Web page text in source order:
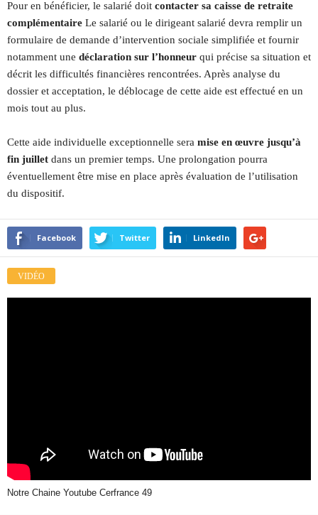
Pour en bénéficier, le salarié doit contacter sa caisse de retraite
complémentaire Le salarié ou le dirigeant salarié devra remplir un
formulaire de demande d’intervention sociale simplifiée et fournir
notamment une déclaration sur l’honneur qui précise sa situation et
décrit les difficultés financières rencontrées. Après analyse du
dossier et acceptation, le déblocage de cette aide est effectué en un
mois tout au plus.
Cette aide individuelle exceptionnelle sera mise en œuvre jusqu’à
fin juillet dans un premier temps. Une prolongation pourra
éventuellement être mise en place après évaluation de l’utilisation
du dispositif.
Facebook Twitter LinkedIn
VIDÉO
Notre Chaine Youtube Cerfrance 49